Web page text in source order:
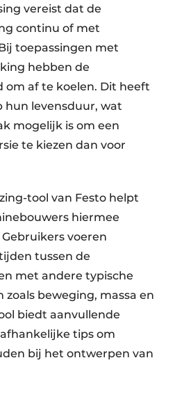
vereist dat de
continu of met
toepassingen met
hebben de
af te koelen. Dit heeft
hun levensduur, wat
mogelijk is om een
te kiezen dan voor
tool van Festo helpt
hiermee
voeren
tussen de
met andere typische
zoals beweging, massa en
biedt aanvullende
tips om
bij het ontwerpen van